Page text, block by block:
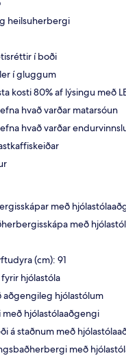
heilsuherbergi
í boði
í gluggum
kosti 80% af lýsingu með
hvað varðar matarsóun
hvað varðar
með
með
(cm): 91
hjólastóla
aðgengileg hjólastólum
hjólastólaaðgengi
á staðnum með
með